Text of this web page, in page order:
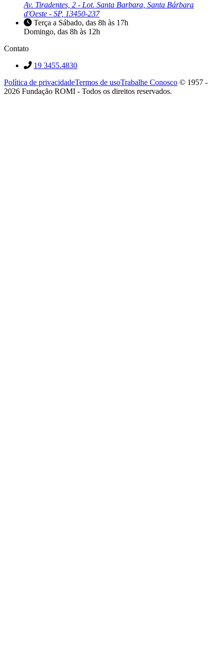
Av. Tiradentes, 2 - Lot. Santa Barbara, Santa Bárbara
d'Oeste - SP, 13450-237
Terça a Sábado, das 8h às 17h
Domingo, das 8h às 12h
Contato
19 3455.4830
Política de privacidadeTermos de usoTrabalhe Conosco © 1957 -
2026 Fundação ROMI - Todos os direitos reservados.